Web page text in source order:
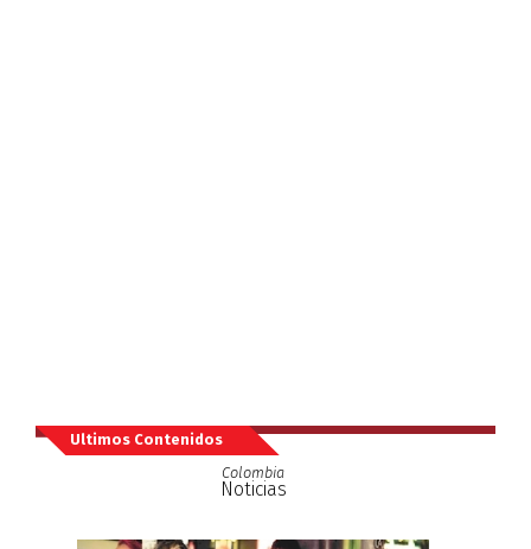
Ultimos Contenidos
Colombia
Noticias